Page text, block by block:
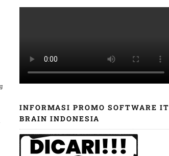
INFORMASI PROMO SOFTWARE IT
BRAIN INDONESIA